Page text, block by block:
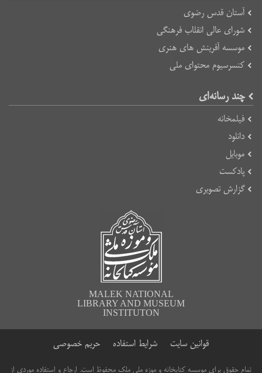
آستان قدس رضوی
شورای عالی انقلاب فرهنگی
موسسه آفرینش های هنری
کنسرسیوم محتوای ملی
چند رسانه‌ای
فیلمخانه
دانلود
موبایل
پادکست
گزارش تصویری
MALEK NATIONAL
LIBRARY AND MUSEUM
INSTITUTON
قوانین سایت شرایط استفاده حریم خصوصی
تمام حقوق برای موسسه کتابخانه و موزه ملی ملک محفوظ است. ارجاع و استفاده موردی از